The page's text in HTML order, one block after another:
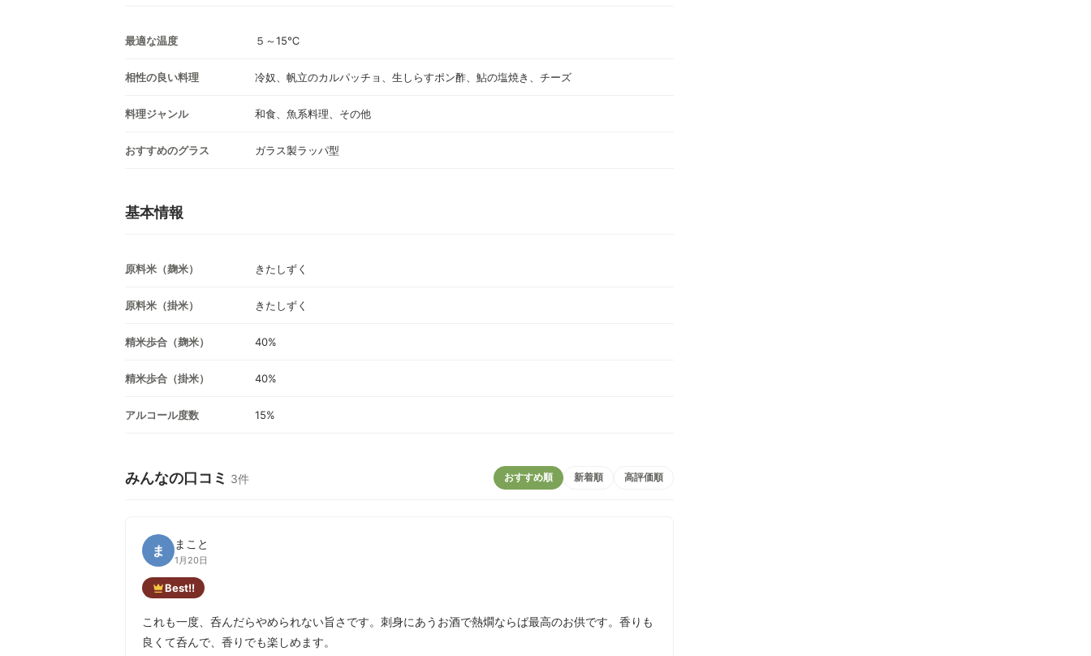
最適な温度 ５～15℃
相性の良い料理 冷奴、帆立のカルパッチョ、生しらすポン酢、鮎の塩焼き、チーズ
料理ジャンル 和食、魚系料理、その他
おすすめのグラス ガラス製ラッパ型
基本情報
原料米（麹米） きたしずく
原料米（掛米） きたしずく
精米歩合（麹米） 40%
精米歩合（掛米） 40%
アルコール度数 15%
みんなの口コミ 3件 おすすめ順 新着順 高評価順
ま まこと
1月20日
Best!!
これも一度、呑んだらやめられない旨さです。刺身にあうお酒で熱燗ならば最高のお供です。香りも
良くて呑んで、香りでも楽しめます。